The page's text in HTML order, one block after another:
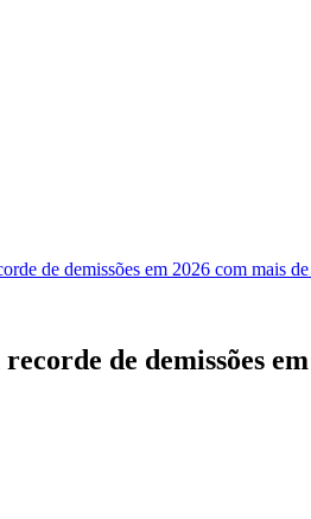
de demissões em 2026 com mais
de demissões